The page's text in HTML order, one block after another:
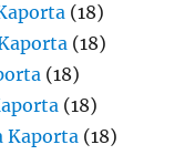
(18)
(18)
(18)
(18)
Kaporta (18)